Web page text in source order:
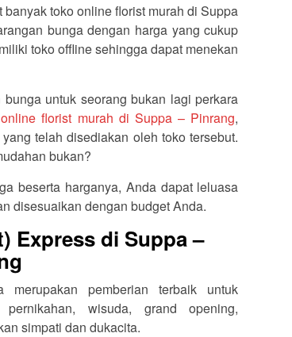
toko online florist murah di Suppa
bunga dengan harga yang cukup
toko offline sehingga dapat menekan
untuk seorang bukan lagi perkara
florist murah di Suppa – Pinrang,
telah disediakan oleh toko tersebut.
bukan?
beserta harganya, Anda dapat leluasa
disesuaikan dengan budget Anda.
Express di Suppa –
pemberian terbaik untuk
wisuda, grand opening,
simpati dan dukacita.